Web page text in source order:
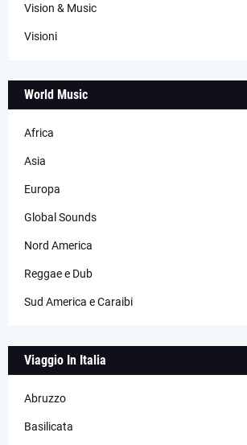
Vision & Music
Visioni
World Music
Africa
Asia
Europa
Global Sounds
Nord America
Reggae e Dub
Sud America e Caraibi
Viaggio In Italia
Abruzzo
Basilicata